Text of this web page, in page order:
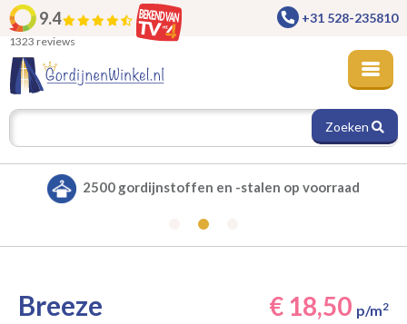
9.4
1323 reviews
+31 528-235810
Zoeken
Alle gordijnen verduisterend leverbaar
Breeze € 18,50 p/m2